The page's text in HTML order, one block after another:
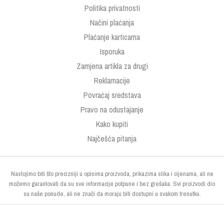
Politika privatnosti
Načini plaćanja
Plaćanje karticama
Isporuka
Zamjena artikla za drugi
Reklamacije
Povraćaj sredstava
Pravo na odustajanje
Kako kupiti
Najčešća pitanja
Nastojimo biti što precizniji u opisima proizvoda, prikazima slika i cijenama, ali ne
možemo garantovati da su sve informacije potpune i bez grešaka. Svi proizvodi dio
su naše ponude, ali ne znači da moraju biti dostupni u svakom trenutku.